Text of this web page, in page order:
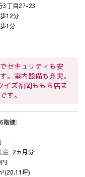
3丁目27-23
12分
1分
セキュリティも安
。室内設備も充実。
イズ福岡ももち店ま
す。
階建）
金 2ヵ月分
坪)